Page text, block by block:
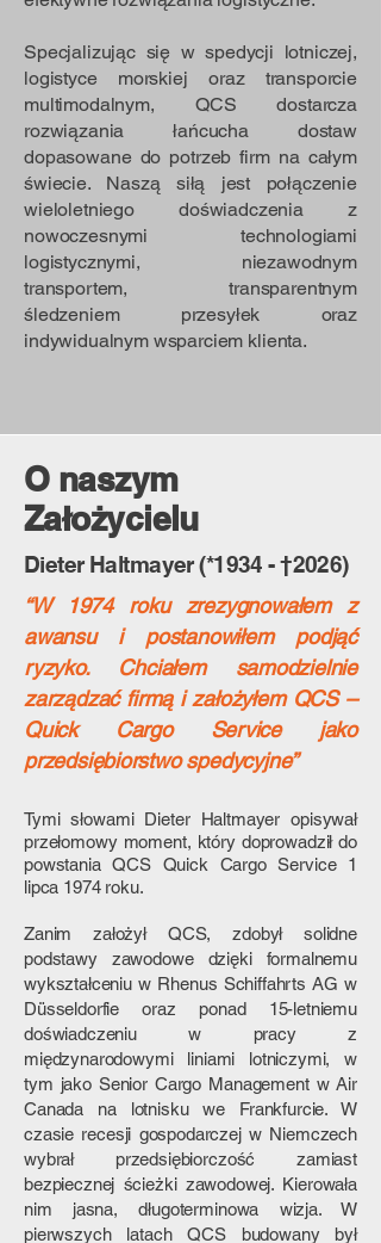
Specjalizując się w spedycji lotniczej,
logistyce morskiej oraz transporcie
multimodalnym, QCS dostarcza
rozwiązania łańcucha dostaw
dopasowane do potrzeb firm na całym
świecie. Naszą siłą jest połączenie
wieloletniego doświadczenia z
nowoczesnymi technologiami
logistycznymi, niezawodnym
transportem, transparentnym
śledzeniem przesyłek oraz
indywidualnym wsparciem klienta.
O naszym
Założycielu
Dieter Haltmayer (*1934 - †2026)
“W 1974 roku zrezygnowałem z
awansu i postanowiłem podjąć
ryzyko. Chciałem samodzielnie
zarządzać firmą i założyłem QCS –
Quick Cargo Service jako
przedsiębiorstwo spedycyjne”
Tymi słowami Dieter Haltmayer opisywał
przełomowy moment, który doprowadził do
powstania QCS Quick Cargo Service 1
lipca 1974 roku.
Zanim założył QCS, zdobył solidne
podstawy zawodowe dzięki formalnemu
wykształceniu w Rhenus Schiffahrts AG w
Düsseldorfie oraz ponad 15-letniemu
doświadczeniu w pracy z
międzynarodowymi liniami lotniczymi, w
tym jako Senior Cargo Management w Air
Canada na lotnisku we Frankfurcie. W
czasie recesji gospodarczej w Niemczech
wybrał przedsiębiorczość zamiast
bezpiecznej ścieżki zawodowej. Kierowała
nim jasna, długoterminowa wizja. W
pierwszych latach QCS budowany był